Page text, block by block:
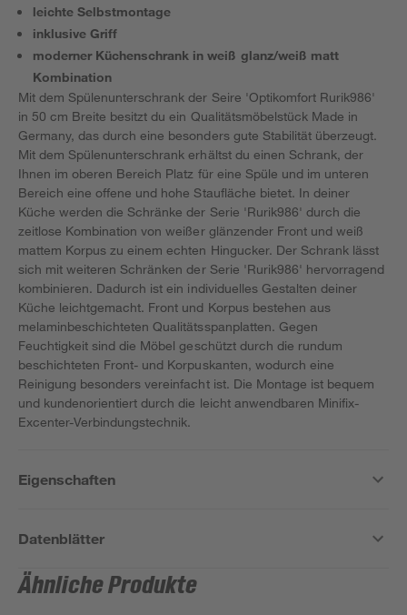
leichte Selbstmontage
inklusive Griff
moderner Küchenschrank in weiß glanz/weiß matt
Kombination
Mit dem Spülenunterschrank der Seire 'Optikomfort Rurik986'
in 50 cm Breite besitzt du ein Qualitätsmöbelstück Made in
Germany, das durch eine besonders gute Stabilität überzeugt.
Mit dem Spülenunterschrank erhältst du einen Schrank, der
Ihnen im oberen Bereich Platz für eine Spüle und im unteren
Bereich eine offene und hohe Staufläche bietet. In deiner
Küche werden die Schränke der Serie 'Rurik986' durch die
zeitlose Kombination von weißer glänzender Front und weiß
mattem Korpus zu einem echten Hingucker. Der Schrank lässt
sich mit weiteren Schränken der Serie 'Rurik986' hervorragend
kombinieren. Dadurch ist ein individuelles Gestalten deiner
Küche leichtgemacht. Front und Korpus bestehen aus
melaminbeschichteten Qualitätsspanplatten. Gegen
Feuchtigkeit sind die Möbel geschützt durch die rundum
beschichteten Front- und Korpuskanten, wodurch eine
Reinigung besonders vereinfacht ist. Die Montage ist bequem
und kundenorientiert durch die leicht anwendbaren Minifix-
Excenter-Verbindungstechnik.
Eigenschaften
Datenblätter
Ähnliche Produkte